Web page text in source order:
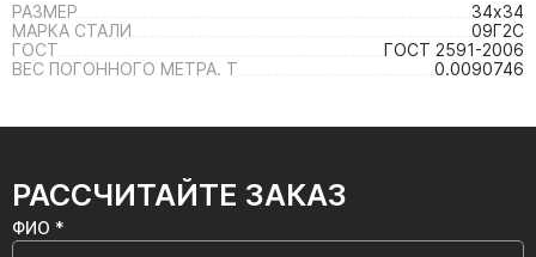
РАЗМЕР
34х34
МАРКА СТАЛИ
09Г2С
ГОСТ
ГОСТ 2591-2006
ВЕС ПОГОННОГО МЕТРА. Т
0.0090746
РАССЧИТАЙТЕ ЗАКАЗ
ФИО *